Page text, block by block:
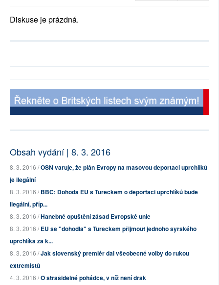
Diskuse je prázdná.
Obsah vydání | 8. 3. 2016
8. 3. 2016 /OSN varuje, že plán Evropy na masovou deportaci uprchlíků
je ilegální
8. 3. 2016 /BBC: Dohoda EU s Tureckem o deportaci uprchlíků bude
ilegální, příp...
8. 3. 2016 /Hanebné opuštění zásad Evropské unie
8. 3. 2016 /EU se "dohodla" s Tureckem přijmout jednoho syrského
uprchlíka za k...
8. 3. 2016 /Jak slovenský premiér dal všeobecné volby do rukou
extremistů
4. 3. 2016 /O strašidelné pohádce, v níž není drak